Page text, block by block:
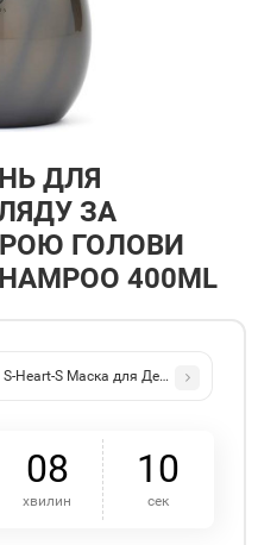
ДЛЯ
ЗА
ГОЛОВИ
400ML
Rosemary Tea Tree Coconet
S-Heart-S Маска для Делікатного
08
хвилин
10
сек